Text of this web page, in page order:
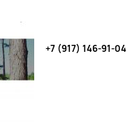
+7 (917) 146-91-04